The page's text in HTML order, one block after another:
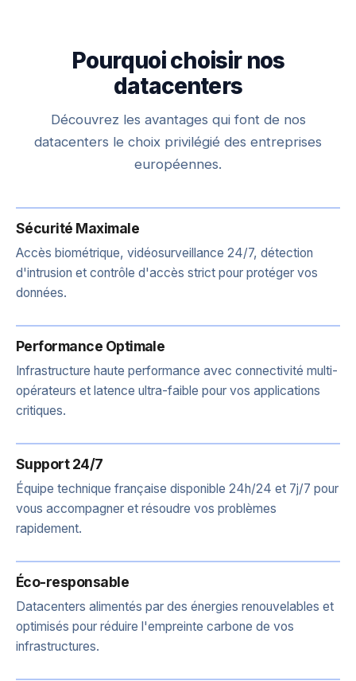
Pourquoi choisir nos
datacenters
Découvrez les avantages qui font de nos
datacenters le choix privilégié des entreprises
européennes.
Sécurité Maximale
Accès biométrique, vidéosurveillance 24/7, détection
d'intrusion et contrôle d'accès strict pour protéger vos
données.
Performance Optimale
Infrastructure haute performance avec connectivité multi-
opérateurs et latence ultra-faible pour vos applications
critiques.
Support 24/7
Équipe technique française disponible 24h/24 et 7j/7 pour
vous accompagner et résoudre vos problèmes
rapidement.
Éco-responsable
Datacenters alimentés par des énergies renouvelables et
optimisés pour réduire l'empreinte carbone de vos
infrastructures.